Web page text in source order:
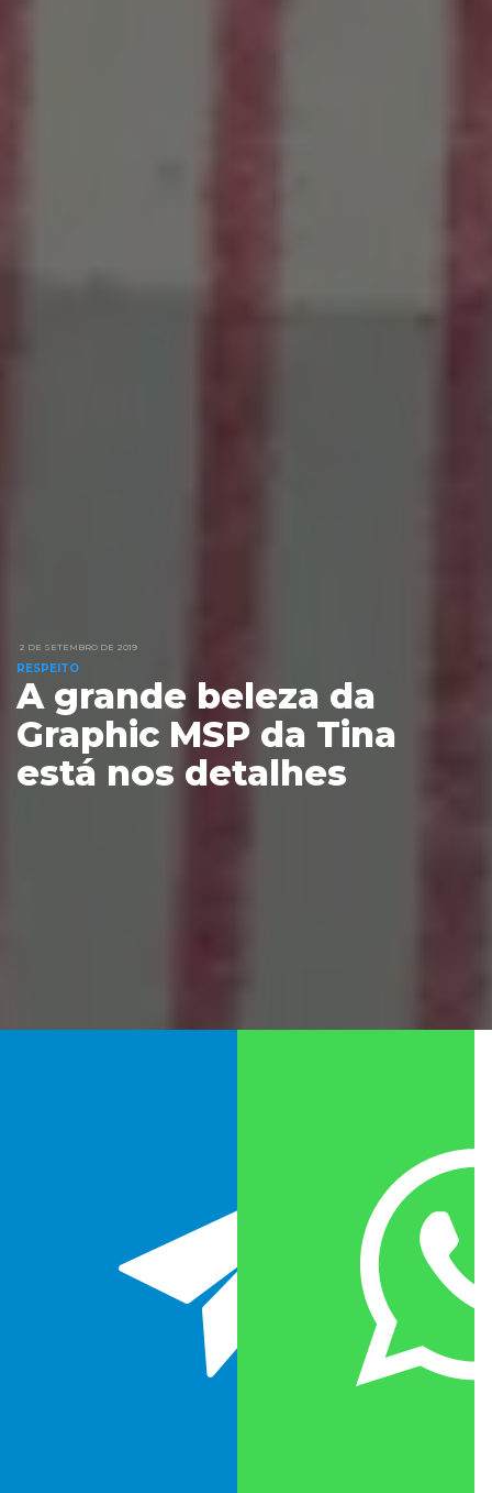
2 DE SETEMBRO DE 2019
RESPEITO
A grande beleza da
Graphic MSP da Tina
está nos detalhes